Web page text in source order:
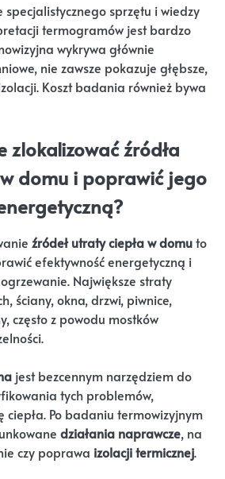
specjalistycznego sprzętu i wiedzy
termogramów jest bardzo
wykrywa głównie
nie zawsze pokazuje głębsze,
Koszt badania również bywa
zlokalizować źródła
domu i poprawić jego
źródeł utraty ciepła w domuto
efektywność energetyczną i
Największe straty
ściany, okna, drzwi, piwnice,
często z powodu mostków
jest bezcennym narzędziem do
tych problemów,
ciepła. Po badaniu termowizyjnym
działania naprawcze, na
czy poprawa izolacji termicznej.